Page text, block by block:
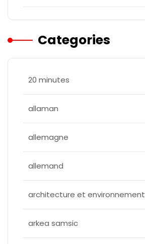
Categories
20 minutes
allaman
allemagne
allemand
architecture et environnement
arkea samsic